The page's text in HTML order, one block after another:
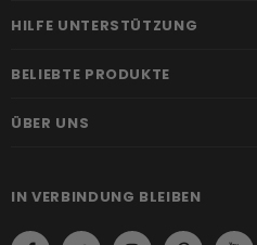
HILFE UNTERSTÜTZUNG
BELIEBTE PRODUKTE
ÜBER UNS
IN VERBINDUNG BLEIBEN